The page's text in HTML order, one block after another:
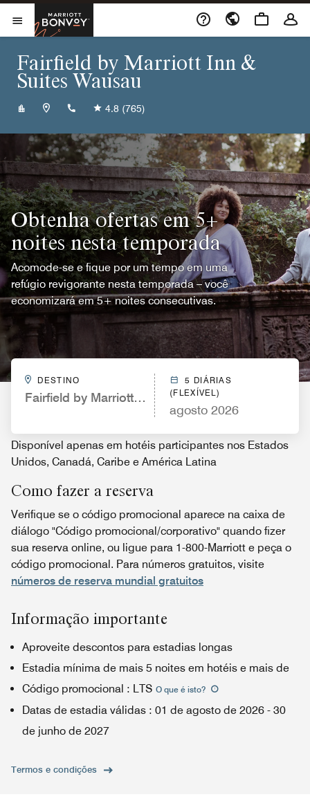
Skip to Content
Abrir menu
Marriott Bonvoy
Fairfield by Marriott Inn &
Suites Wausau
+17152418400
4.8 (765)
Obtenha ofertas em 5+
noites nesta temporada
Acomode-se e fique por um tempo em uma
refúgio revigorante nesta temporada – você
economizará em 5+ noites consecutivas.
DESTINO
Fairfield by Marriott Inn & Suites Wausau
5 DIÁRIAS
(FLEXÍVEL)
agosto 2026
Disponível apenas em hotéis participantes nos Estados
Unidos, Canadá, Caribe e América Latina
Como fazer a reserva
Verifique se o código promocional aparece na caixa de
diálogo "Código promocional/corporativo" quando fizer
sua reserva online, ou ligue para 1-800-Marriott e peça o
código promocional. Para números gratuitos, visite
números de reserva mundial gratuitos
Informação importante
Aproveite descontos para estadias longas
Estadia mínima de mais 5 noites em hotéis e mais de
Código promocional : LTS O que é isto?
Datas de estadia válidas : 01 de agosto de 2026 - 30
de junho de 2027
Termos e condições